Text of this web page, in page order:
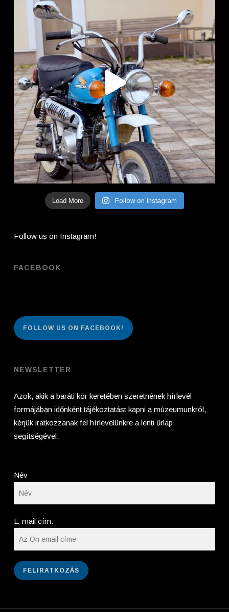
Load More Follow on Instagram
Follow us on Instagram!
FACEBOOK
FOLLOW US ON FACEBOOK!
NEWSLETTER
Azok, akik a baráti kör keretében szeretnének hírlevél
formájában időnként tájékoztatást kapni a múzeumunkról,
kérjük iratkozzanak fel hírlevelünkre a lenti űrlap
segítségével.
Név
E-mail cím: